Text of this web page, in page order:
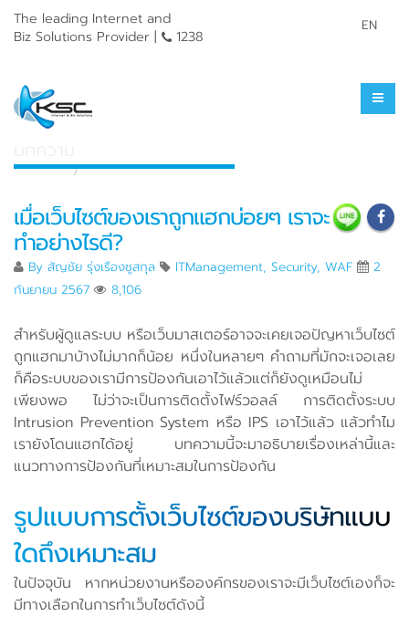
The leading Internet and
Biz Solutions Provider |
1238
EN
ศูนย์รวมความรู้
หน้าแรก ศูนย์รวมความรู้
เมื่อเว็บไซต์ของเราถูกแฮกบ่อยๆ เราจะ
ทำอย่างไรดี?
By สัญชัย รุ่งเรืองชูสกุล ITManagement, Security, WAF
2
กันยายน 2567
8,106
สำหรับผู้ดูแลระบบ หรือเว็บมาสเตอร์อาจจะเคยเจอปัญหาเว็บไซต์
ถูกแฮกมาบ้างไม่มากก็น้อย หนึ่งในหลายๆ คำถามที่มักจะเจอเลย
ก็คือระบบของเรามีการป้องกันเอาไว้แล้วแต่ก็ยังดูเหมือนไม่
เพียงพอ ไม่ว่าจะเป็นการติดตั้งไฟร์วอลล์ การติดตั้งระบบ
Intrusion Prevention System หรือ IPS เอาไว้แล้ว แล้วทำไม
เรายังโดนแฮกได้อยู่ บทความนี้จะมาอธิบายเรื่องเหล่านี้และ
แนวทางการป้องกันที่เหมาะสมในการป้องกัน
รูปแบบการตั้งเว็บไซต์ของบริษัทแบบ
ใดถึงเหมาะสม
ในปัจจุบัน หากหน่วยงานหรือองค์กรของเราจะมีเว็บไซต์เองก็จะ
มีทางเลือกในการทำเว็บไซต์ดังนี้